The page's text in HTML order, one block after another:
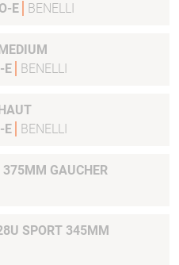
E BENELLI
E
BENELLI
E
BENELLI
375MM GAUCHER
SPORT 345MM